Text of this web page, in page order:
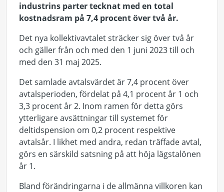
industrins parter tecknat med en total
kostnadsram på 7,4 procent över två år.
Det nya kollektivavtalet sträcker sig över två år
och gäller från och med den 1 juni 2023 till och
med den 31 maj 2025.
Det samlade avtalsvärdet är 7,4 procent över
avtalsperioden, fördelat på 4,1 procent år 1 och
3,3 procent år 2. Inom ramen för detta görs
ytterligare avsättningar till systemet för
deltidspension om 0,2 procent respektive
avtalsår. I likhet med andra, redan träffade avtal,
görs en särskild satsning på att höja lägstalönen
år 1.
Bland förändringarna i de allmänna villkoren kan